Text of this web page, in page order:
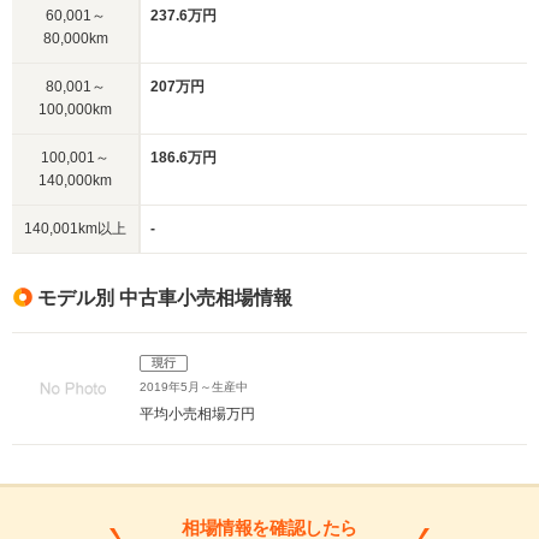
60,001～
80,000km
237.6万円
80,001～
100,000km
207万円
100,001～
140,000km
186.6万円
140,001km以上 -
モデル別 中古車小売相場情報
現行
2019年5月～生産中
平均小売相場万円
相場情報を確認したら